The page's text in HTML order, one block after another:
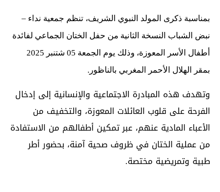
بمناسبة ذكرى المولد النبوي الشريف، تنظم جمعية نداء –
نبض الشباب النسخة الثانية من حفل الختان الجماعي لفائدة
أطفال الأسر المعوزة، وذلك يوم الجمعة 05 شتنبر 2025
بمقر الهلال الأحمر المغربي بالناظور.
وتهدف هذه المبادرة الاجتماعية والإنسانية إلى إدخال
الفرحة على قلوب العائلات المعوزة، والتخفيف من
الأعباء المادية عنهم، عبر تمكين أطفالهم من الاستفادة
من عملية الختان في ظروف صحية آمنة، بحضور أطر
طبية وتمريضية مختصة.